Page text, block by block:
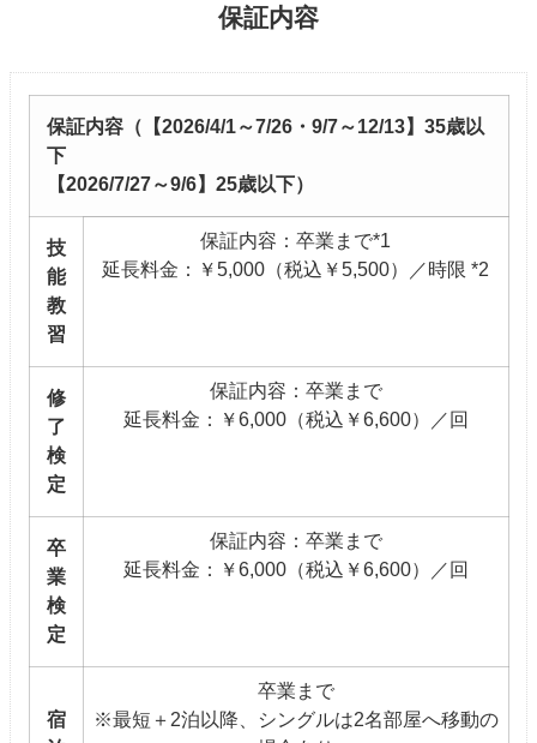
保証内容
保証内容（【2026/4/1～7/26・9/7～12/13】35歳以
下
【2026/7/27～9/6】25歳以下）
技
能
教
習
保証内容：卒業まで*1
延長料金：￥5,000（税込￥5,500）／時限 *2
修
了
検
定
保証内容：卒業まで
延長料金：￥6,000（税込￥6,600）／回
卒
業
検
定
保証内容：卒業まで
延長料金：￥6,000（税込￥6,600）／回
宿
卒業まで
※最短＋2泊以降、シングルは2名部屋へ移動の